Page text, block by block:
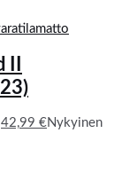
42,99 €Nykyinen